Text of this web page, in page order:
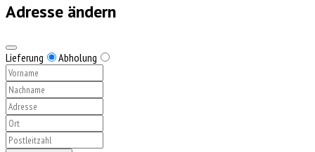
Adresse ändern
Lieferung Abholung